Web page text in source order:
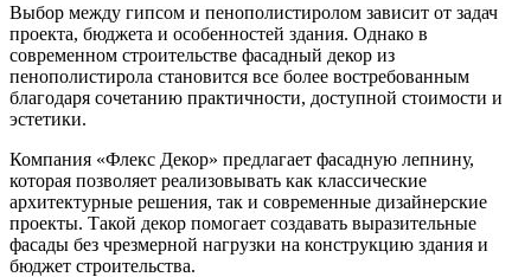
Выбор между гипсом и пенополистиролом зависит от задач
проекта, бюджета и особенностей здания. Однако в
современном строительстве фасадный декор из
пенополистирола становится все более востребованным
благодаря сочетанию практичности, доступной стоимости и
эстетики.
Компания «Флекс Декор» предлагает фасадную лепнину,
которая позволяет реализовывать как классические
архитектурные решения, так и современные дизайнерские
проекты. Такой декор помогает создавать выразительные
фасады без чрезмерной нагрузки на конструкцию здания и
бюджет строительства.